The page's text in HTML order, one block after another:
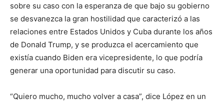
sobre su caso con la esperanza de que bajo su gobierno
se desvanezca la gran hostilidad que caracterizó a las
relaciones entre Estados Unidos y Cuba durante los años
de Donald Trump, y se produzca el acercamiento que
existía cuando Biden era vicepresidente, lo que podría
generar una oportunidad para discutir su caso.
“Quiero mucho, mucho volver a casa”, dice López en un